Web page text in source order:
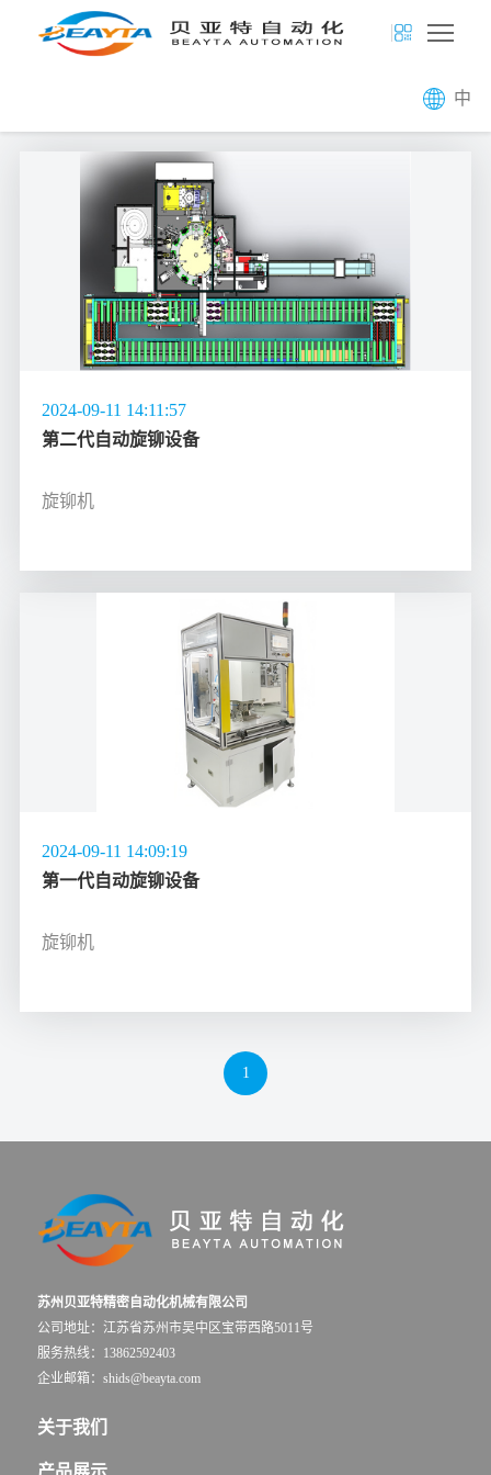
中
2024-09-11 14:11:57
第二代自动旋铆设备
旋铆机
2024-09-11 14:09:19
第一代自动旋铆设备
旋铆机
1
苏州贝亚特精密自动化机械有限公司
公司地址：江苏省苏州市吴中区宝带西路5011号
服务热线：13862592403
企业邮箱：shids@beayta.com
关于我们
产品展示